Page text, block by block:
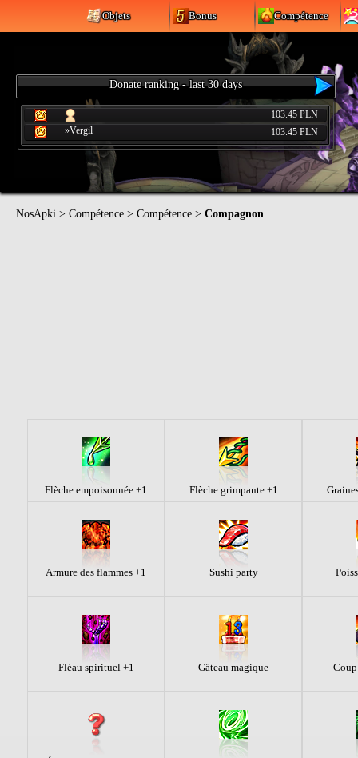
Objets Bonus Compétence
Donate ranking - last 30 days
103.45 PLN
»Vergil
103.45 PLN
NosApki > Compétence > Compétence > Compagnon
Flèche empoisonnée +1 Flèche grimpante +1
Armure des flammes +1 Sushi party
Fléau spirituel +1 Gâteau magique